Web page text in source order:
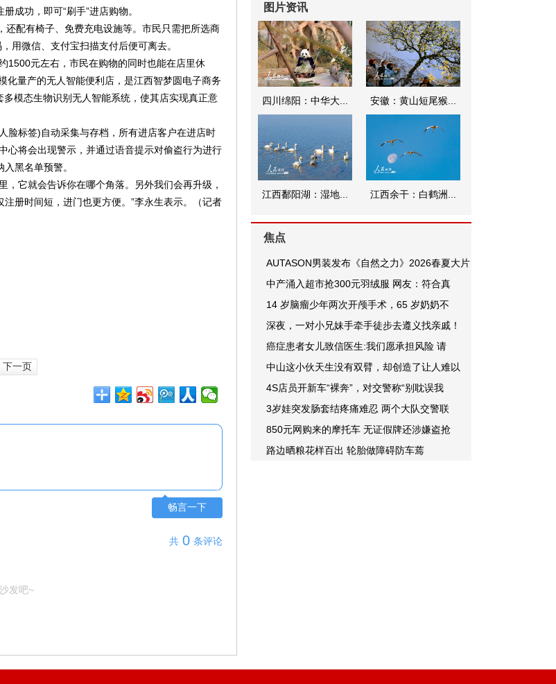
成功，即可“刷手”进店购物。
配有椅子、免费充电设施等。市民只需把所选商
用微信、支付宝扫描支付后便可离去。
1500元左右，市民在购物的同时也能在店里休
化量产的无人智能便利店，是江西智梦圆电子商务
模态生物识别无人智能系统，使其店实现真正意
脸标签)自动采集与存档，所有进店客户在进店时
心将会出现警示，并通过语音提示对偷盗行为进行
黑名单预警。
它就会告诉你在哪个角落。另外我们会再升级，
册时间短，进门也更方便。”李永生表示。（记者
下一页
畅言一下
共 0 条评论
发吧~
图片资讯
四川绵阳：中华大... 安徽：黄山短尾猴...
江西鄱阳湖：湿地... 江西余干：白鹤洲...
焦点
AUTASON男装发布《自然之力》2026春夏大片
中产涌入超市抢300元羽绒服 网友：符合真
14 岁脑瘤少年两次开颅手术，65 岁奶奶不
深夜，一对小兄妹手牵手徒步去遵义找亲戚！
癌症患者女儿致信医生:我们愿承担风险 请
中山这小伙天生没有双臂，却创造了让人难以
4S店员开新车“裸奔”，对交警称“别耽误我
3岁娃突发肠套结疼痛难忍 两个大队交警联
850元网购来的摩托车 无证假牌还涉嫌盗抢
路边晒粮花样百出 轮胎做障碍防车蔫